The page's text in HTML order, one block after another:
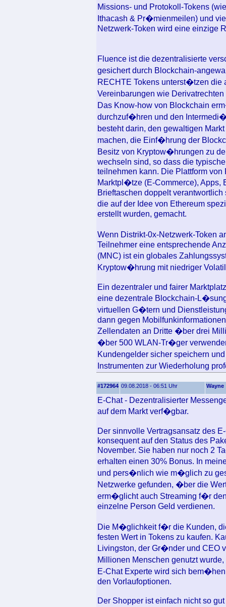
Missions- und Protokoll-Tokens
Ithacash & Pr�mienmeilen) und
Netzwerk-Token wird eine einzige
Fluence ist die dezentralisierte
gesichert durch Blockchain-
RECHTE Tokens unterst�tzen
Vereinbarungen wie
Das Know-how von Blockchain
durchzuf�hren und den
besteht darin, den gewaltigen
machen, die Einf�hrung der
Besitz von Kryptow�hrungen zu
wechseln sind, so dass die
teilnehmen kann. Die Plattform
Marktpl�tze (E-Commerce), Apps,
Brieftaschen doppelt
die auf der Idee von Ethereum
erstellt wurden, gemacht.
Wenn Distrikt-0x-Netzwerk-Token
Teilnehmer eine entsprechende
(MNC) ist ein globales
Kryptow�hrung mit niedriger
Ein dezentraler und fairer
eine dezentrale Blockchain-
virtuellen G�tern und
dann gegen
Zellendaten an Dritte �ber drei
�ber 500 WLAN-Tr�ger
Kundengelder sicher speichern
Instrumenten zur Wiederholung
#172964 09.08.2018 - 06:51 Uhr Wayne
E-Chat - Dezentralisierter
auf dem Markt verf�gbar.
Der sinnvolle Vertragsansatz des
konsequent auf den Status des
November. Sie haben nur noch 2
erhalten einen 30% Bonus. In
und pers�nlich wie m�glich zu
Netzwerke gefunden, �ber die
erm�glicht auch Streaming f�r
einzelne Person Geld verdienen.
Die M�glichkeit f�r die Kunden,
festen Wert in Tokens zu kaufen.
Livingston, der Gr�nder und CEO
Millionen Menschen genutzt
E-Chat Experte wird sich
den Vorlaufoptionen.
Der Shopper ist einfach nicht so